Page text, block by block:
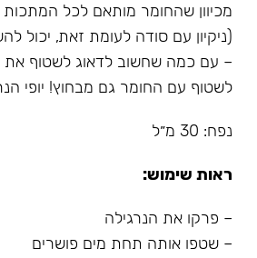
מכיוון שהחומר מותאם לכל המתכות
(ניקיון עם סודה לעומת זאת, יכול
– עם כמה שחשוב לדאוג לשטוף את
לשטוף עם החומר גם מבחוץ! יופי
נפח: 30 מ״ל
ראות שימוש:
– פרקו את הנרגילה
– שטפו אותה תחת מים פושרים